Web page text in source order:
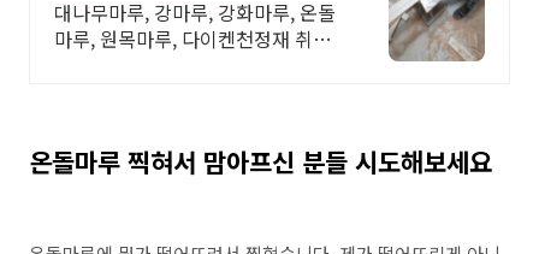
대나무마루, 강마루, 강화마루, 온돌
마루, 원목마루, 다이켄천정재 취급
온돌마루 찍혀서 맘아프신 분들 시도해보세요